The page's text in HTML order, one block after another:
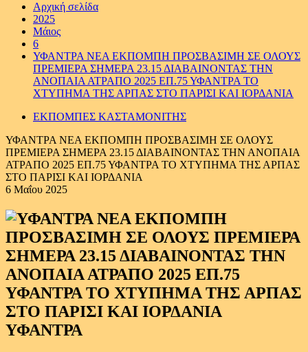
Αρχική σελίδα
2025
Μάιος
6
ΥΦΑΝΤΡΑ ΝΕΑ ΕΚΠΟΜΠΗ ΠΡΟΣΒΑΣΙΜΗ ΣΕ ΟΛΟΥΣ
ΠΡΕΜΙΕΡΑ ΣΗΜΕΡΑ 23.15 ΔΙΑΒΑΙΝΟΝΤΑΣ ΤΗΝ
ΑΝΟΠΑΙΑ ΑΤΡΑΠΟ 2025 ΕΠ.75 ΥΦΑΝΤΡΑ ΤΟ
ΧΤΥΠΗΜΑ ΤΗΣ ΑΡΠΑΣ ΣΤΟ ΠΑΡΙΣΙ ΚΑΙ ΙΟΡΔΑΝΙΑ
ΕΚΠΟΜΠΕΣ ΚΑΣΤΑΜΟΝΙΤΗΣ
ΥΦΑΝΤΡΑ ΝΕΑ ΕΚΠΟΜΠΗ ΠΡΟΣΒΑΣΙΜΗ ΣΕ ΟΛΟΥΣ
ΠΡΕΜΙΕΡΑ ΣΗΜΕΡΑ 23.15 ΔΙΑΒΑΙΝΟΝΤΑΣ ΤΗΝ ΑΝΟΠΑΙΑ
ΑΤΡΑΠΟ 2025 ΕΠ.75 ΥΦΑΝΤΡΑ ΤΟ ΧΤΥΠΗΜΑ ΤΗΣ ΑΡΠΑΣ
ΣΤΟ ΠΑΡΙΣΙ ΚΑΙ ΙΟΡΔΑΝΙΑ
6 Μαΐου 2025
ΥΦΑΝΤΡΑ